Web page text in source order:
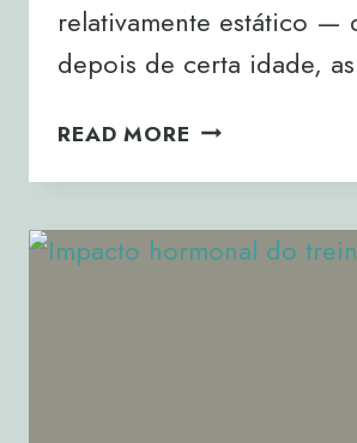
relativamente estático —
depois de certa idade,
READ MORE
MOVIMENTO
REPROGRAMA